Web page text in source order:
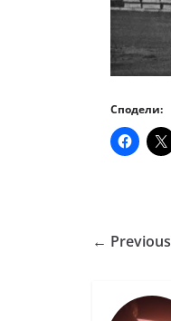
Сподели:
← Previous